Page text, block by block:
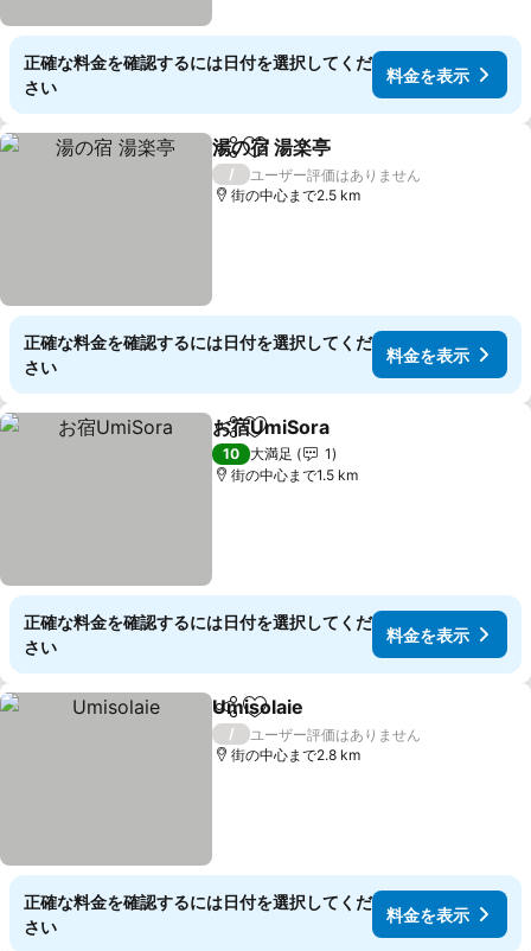
正確な料金を確認するには日付を選択してくだ
さい
料金を表示
シェアお気に入りに追加
湯の宿 湯楽亭
/
ユーザー評価はありません
街の中心まで2.5 km
正確な料金を確認するには日付を選択してくだ
さい
料金を表示
シェアお気に入りに追加
お宿UmiSora
10 大満足
1
街の中心まで1.5 km
正確な料金を確認するには日付を選択してくだ
さい
料金を表示
シェアお気に入りに追加
Umisolaie
/
ユーザー評価はありません
街の中心まで2.8 km
正確な料金を確認するには日付を選択してくだ
さい
料金を表示